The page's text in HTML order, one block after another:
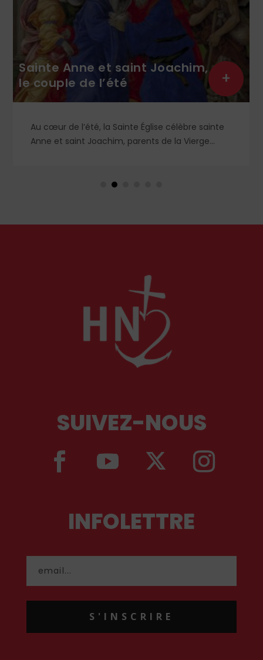
Sainte Anne et saint Joachim,
le couple de l’été
Au cœur de l’été, la Sainte Église célèbre sainte
Anne et saint Joachim, parents de la Vierge
en Orient qu’en Occident, célèbre par sa piété
+
SUIVEZ-NOUS
INFOLETTRE
S'INSCRIRE